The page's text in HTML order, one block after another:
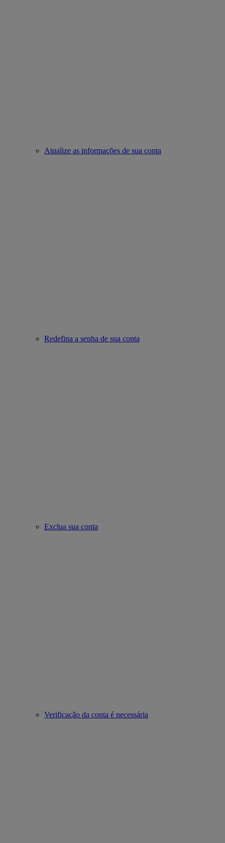
Atualize as informações de sua conta
Redefina a senha de sua conta
Exclua sua conta
Verificação da conta é necessária